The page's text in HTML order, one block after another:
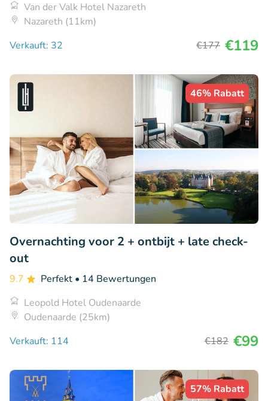
Van der Valk Hotel Nazareth
Nazareth (11km)
Verkauft: 32
€177 €119
46% Rabatt
Overnachting voor 2 + ontbijt + late check-
out
9.7 Perfekt • 14 Bewertungen
Leopold Hotel Oudenaarde
Oudenaarde (25km)
Verkauft: 114
€182 €99
57% Rabatt